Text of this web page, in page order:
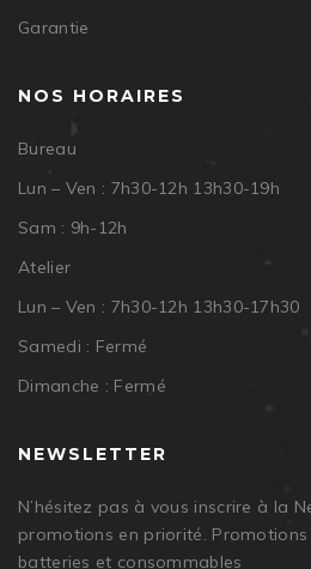
Garantie
NOS HORAIRES
Bureau
Lun – Ven : 7h30-12h 13h30-19h
Sam : 9h-12h
Atelier
Lun – Ven : 7h30-12h 13h30-17h30
Samedi : Fermé
Dimanche : Fermé
NEWSLETTER
N’hésitez pas à vous inscrire à la
promotions en priorité. Promotions
batteries et consommables